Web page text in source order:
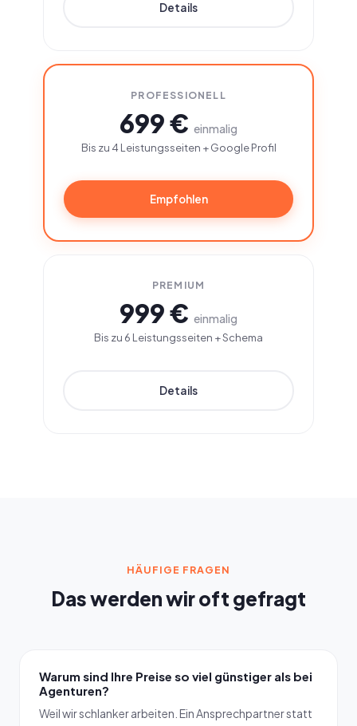
Details
PROFESSIONELL
699 € einmalig
Bis zu 4 Leistungsseiten + Google Profil
Empfohlen
PREMIUM
999 € einmalig
Bis zu 6 Leistungsseiten + Schema
Details
HÄUFIGE FRAGEN
Das werden wir oft gefragt
Warum sind Ihre Preise so viel günstiger als bei
Agenturen?
Weil wir schlanker arbeiten. Ein Ansprechpartner statt